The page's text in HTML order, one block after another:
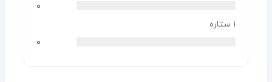
۰
۱ ستاره
۰